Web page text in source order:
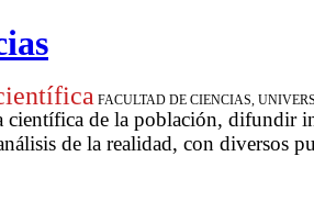
FACULTAD DE CIENCIAS,
científica de la población, difundir
de la realidad, con diversos